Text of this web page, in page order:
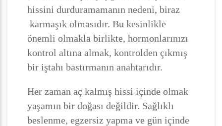
hissini durduramamanın nedeni, biraz
karmaşık olmasıdır. Bu kesinlikle
önemli olmakla birlikte, hormonlarınızı
kontrol altına almak, kontrolden çıkmış
bir iştahı bastırmanın anahtarıdır.
Her zaman aç kalmış hissi içinde olmak
yaşamın bir doğası değildir. Sağlıklı
beslenme, egzersiz yapma ve gün içinde